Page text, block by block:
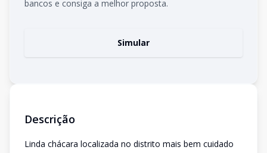
bancos e consiga a melhor proposta.
Simular
Descrição
Linda chácara localizada no distrito mais bem cuidado